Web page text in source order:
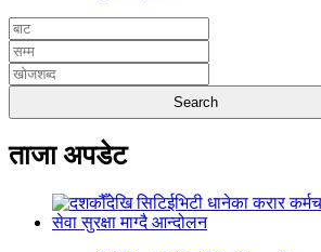
ताजा अपडेट